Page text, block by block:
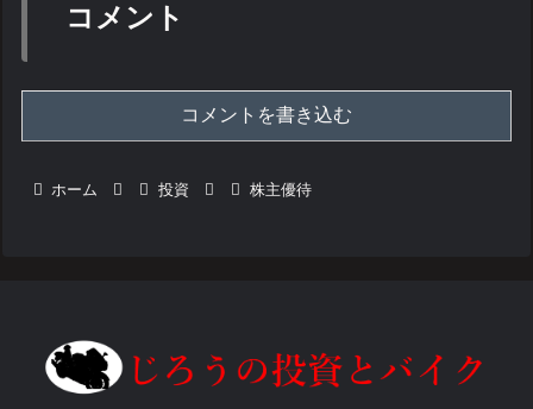
コメント
コメントを書き込む
ホーム 投資 株主優待